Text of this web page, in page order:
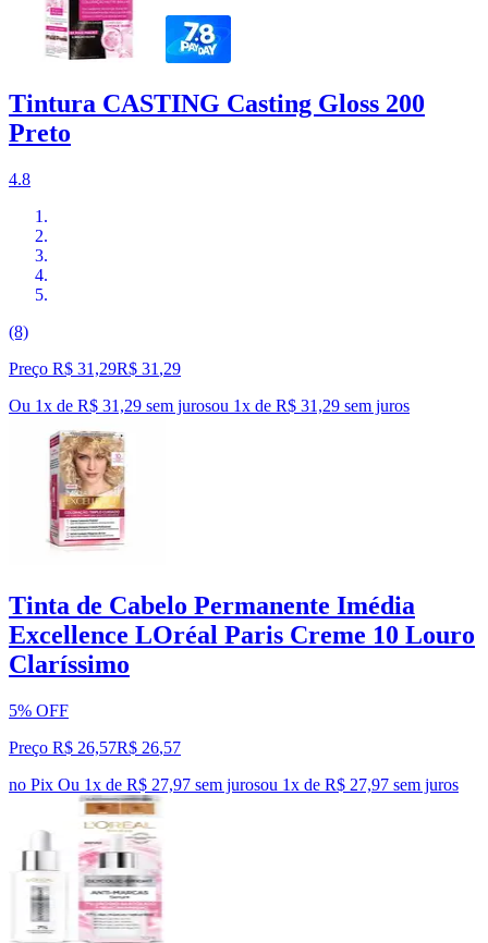
Tintura CASTING Casting Gloss 200
Preto
4.8
(8)
Preço R$ 31,29R$ 31 ,29
Ou 1x de R$ 31,29 sem jurosou 1x de R$ 31,29 sem juros
Tinta de Cabelo Permanente Imédia
Excellence LOréal Paris Creme 10 Louro
Claríssimo
5% OFF
Preço R$ 26,57R$ 26,57
no Pix Ou 1x de R$ 27,97 sem jurosou 1x de R$ 27,97 sem juros